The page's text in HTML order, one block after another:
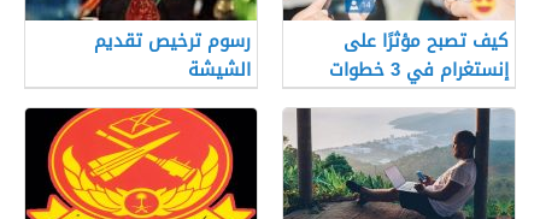
كيف تصبح مؤثرًا على
إنستغرام في 3 خطوات
رسوم ترخيص تقديم
الشيشة